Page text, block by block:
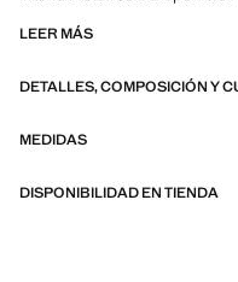
LEER MÁS
DETALLES, COMPOSICIÓN Y
MEDIDAS
DISPONIBILIDAD EN TIENDA